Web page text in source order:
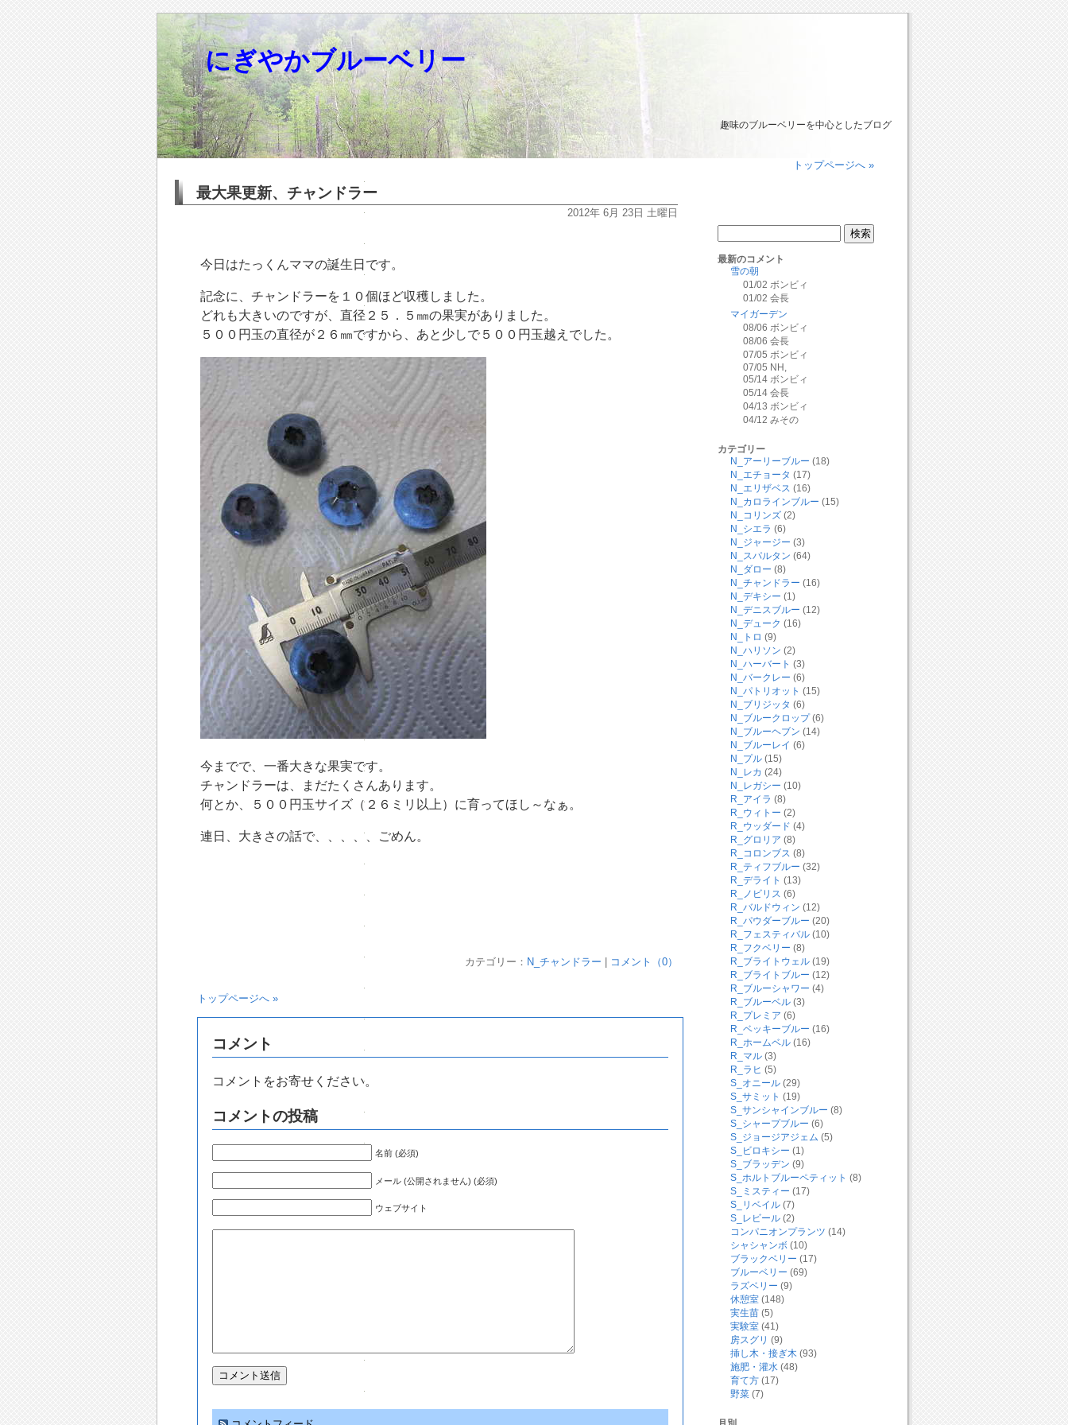
にぎやかブルーベリー
趣味のブルーベリーを中心としたブログ
トップページへ »
最大果更新、チャンドラー
2012年 6月 23日 土曜日
今日はたっくんママの誕生日です。
記念に、チャンドラーを１０個ほど収穫しました。
どれも大きいのですが、直径２５．５㎜の果実がありました。
５００円玉の直径が２６㎜ですから、あと少しで５００円玉越えでした。
今までで、一番大きな果実です。
チャンドラーは、まだたくさんあります。
何とか、５００円玉サイズ（２６ミリ以上）に育ってほし～なぁ。
連日、大きさの話で、、、、、ごめん。
カテゴリー： N_チャンドラー | コメント（0）
トップページへ »
コメント
コメントをお寄せください。
コメントの投稿
名前 (必須)
メール (公開されません) (必須)
ウェブサイト
最新のコメント
雪の朝
01/02 ボンビィ
01/02 会長
マイガーデン
08/06 ボンビィ
08/06 会長
07/05 ボンビィ
07/05 NH,
05/14 ボンビィ
05/14 会長
04/13 ボンビィ
04/12 みその
カテゴリー
N_アーリーブルー (18)
N_エチョータ (17)
N_エリザベス (16)
N_カロラインブルー (15)
N_コリンズ(2)
N_シエラ (6)
N_ジャージー (3)
N_スパルタン (64)
N_ダロー (8)
N_チャンドラー (16)
N_デキシー (1)
N_デニスブルー (12)
N_デューク (16)
N_トロ (9)
N_ハリソン (2)
N_ハーバート (3)
N_バークレー (6)
N_パトリオット (15)
N_ブリジッタ (6)
N_ブルークロップ(6)
N_ブルーヘブン (14)
N_ブルーレイ (6)
N_プル(15)
N_レカ (24)
N_レガシー (10)
R_アイラ (8)
R_ウィトー (2)
R_ウッダード (4)
R_グロリア (8)
R_コロンブス (8)
R_ティフブルー (32)
R_デライト (13)
R_ノビリス (6)
R_バルドウィン (12)
R_パウダーブルー (20)
R_フェスティバル(10)
R_フクベリー (8)
R_ブライトウェル(19)
R_ブライトブルー (12)
R_ブルーシャワー (4)
R_ブルーベル(3)
R_プレミア (6)
R_ベッキーブルー (16)
R_ホームベル(16)
R_マル(3)
R_ラヒ (5)
S_オニール(29)
S_サミット (19)
S_サンシャインブルー (8)
S_シャープブルー (6)
S_ジョージアジェム (5)
S_ビロキシー (1)
S_ブラッデン (9)
S_ホルトブルーペティット (8)
S_ミスティー (17)
S_リベイル(7)
S_レビール(2)
コンパニオンプランツ (14)
シャシャンボ(10)
ブラックベリー (17)
ブルーベリー (69)
ラズベリー (9)
休憩室(148)
実生苗(5)
実験室(41)
房スグリ (9)
挿し木・接ぎ木(93)
施肥・灌水(48)
育て方(17)
野菜(7)